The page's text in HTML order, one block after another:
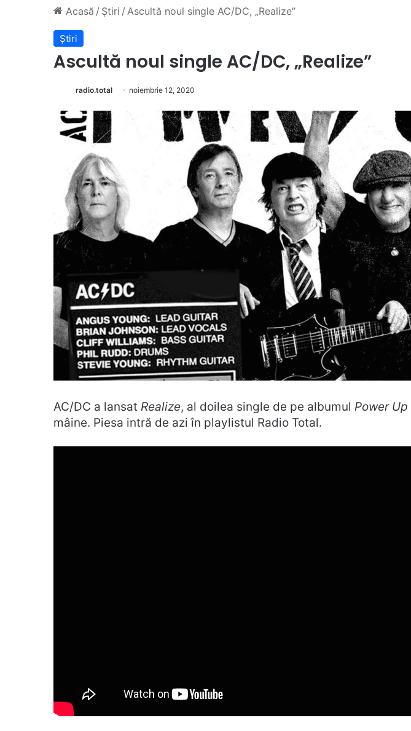
Acasă / Știri / Ascultă noul single AC/DC, „Realize”
Știri
Ascultă noul single AC/DC, „Realize”
radio.total noiembrie 12, 2020
AC/DC a lansat Realize, al doilea single de pe albumul Power Up
mâine. Piesa intră de azi în playlistul Radio Total.